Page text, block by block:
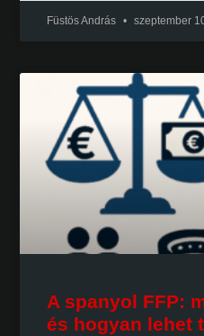
Füstös András szeptember
A spanyol FFP:
és hogyan lehet